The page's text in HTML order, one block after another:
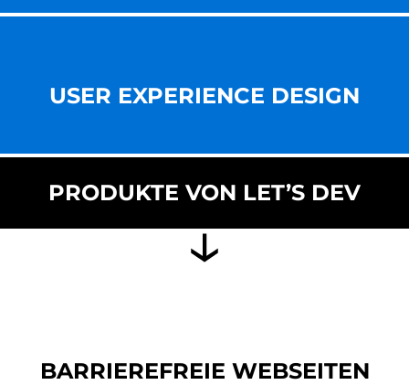
USER EXPERIENCE DESIGN
PRODUKTE VON LET’S DEV
BARRIEREFREIE WEBSEITEN